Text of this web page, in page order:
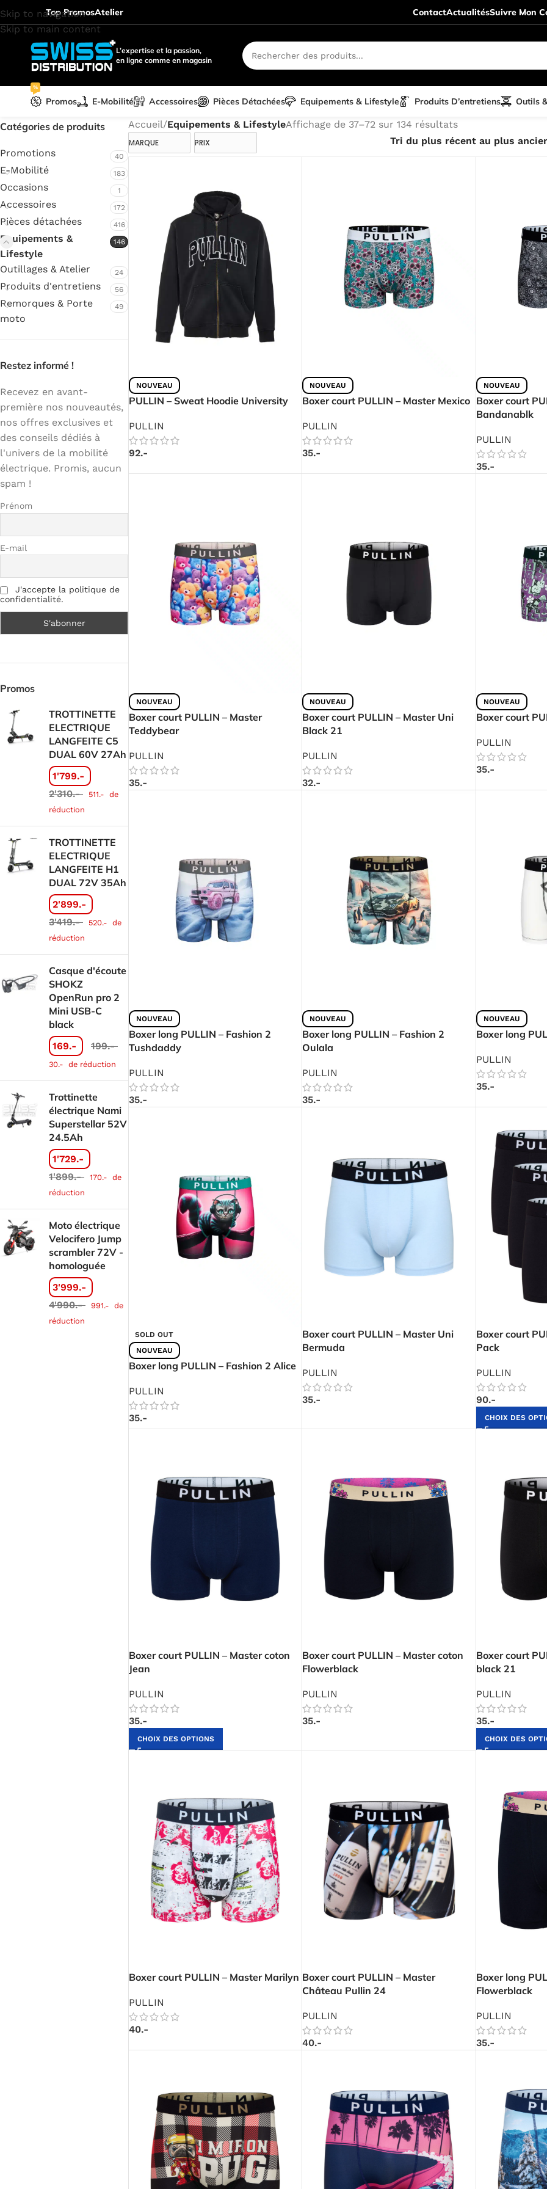
Skip to navigation
Skip to main content
Top PromosAtelier ContactActualitésSuivre Mon
L’expertise et la passion,
en ligne comme en magasin
Promos
%
E-Mobilité Accessoires Pièces Détachées Equipements & Lifestyle Produits D’entretiens Outils
Catégories de produits
Promotions 40
E-Mobilité 183
Occasions 1
Accessoires 172
Pièces détachées 416
Equipements &
Lifestyle
146
Outillages & Atelier 24
Produits d'entretiens 56
Remorques & Porte
moto
49
Restez informé !
Recevez en avant-
première nos nouveautés,
nos offres exclusives et
des conseils dédiés à
l'univers de la mobilité
électrique. Promis, aucun
spam !
Prénom
E-mail
J'accepte la politique de
confidentialité.
Promos
TROTTINETTE
ELECTRIQUE
LANGFEITE C5
DUAL 60V 27Ah
1'799.-
2'310.-
511.- de
réduction
TROTTINETTE
ELECTRIQUE
LANGFEITE H1
DUAL 72V 35Ah
2'899.-
3'419.-
520.- de
réduction
Casque d'écoute
SHOKZ
OpenRun pro 2
Mini USB-C
black
169.- 199.-
30.- de réduction
Trottinette
électrique Nami
Superstellar 52V
24.5Ah
1'729.-
1'899.- 170.- de
réduction
Moto électrique
Velocifero Jump
scrambler 72V -
homologuée
3'999.-
4'990.-
991.- de
réduction
Accueil/Equipements & LifestyleAffichage de 37–72 sur 134 résultats
MARQUE PRIX
NOUVEAU
PULLIN – Sweat Hoodie University
PULLIN
92.-
NOUVEAU
Boxer court PULLIN – Master Mexico
PULLIN
35.-
NOUVEAU
Boxer court
Bandanablk
PULLIN
35.-
NOUVEAU
Boxer court PULLIN – Master
Teddybear
PULLIN
35.-
NOUVEAU
Boxer court PULLIN – Master Uni
Black 21
PULLIN
32.-
NOUVEAU
Boxer court
PULLIN
35.-
NOUVEAU
Boxer long PULLIN – Fashion 2
Tushdaddy
PULLIN
35.-
NOUVEAU
Boxer long PULLIN – Fashion 2
Oulala
PULLIN
35.-
NOUVEAU
Boxer long
PULLIN
35.-
SOLD OUT
NOUVEAU
Boxer long PULLIN – Fashion 2 Alice
PULLIN
35.-
Boxer court PULLIN – Master Uni
Bermuda
PULLIN
35.-
Boxer court
Pack
PULLIN
90.-
CHOIX DES
Boxer court PULLIN – Master coton
Jean
PULLIN
35.-
CHOIX DES OPTIONS
Boxer court PULLIN – Master coton
Flowerblack
PULLIN
35.-
Boxer court
black 21
PULLIN
35.-
CHOIX DES
Boxer court PULLIN – Master Marilyn
PULLIN
40.-
Boxer court PULLIN – Master
Château Pullin 24
PULLIN
40.-
Boxer long
Flowerblack
PULLIN
35.-